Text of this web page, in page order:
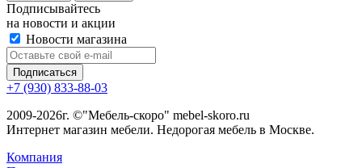
Подписывайтесь
на новости и акции
Новости магазина
+7 (930) 833-88-03
2009-2026г. ©"Мебель-скоро" mebel-skoro.ru
Интернет магазин мебели. Недорогая мебель в Москве.
Компания